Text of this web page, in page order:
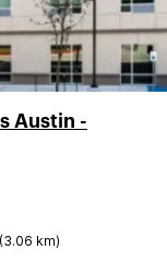
Austin -
km)